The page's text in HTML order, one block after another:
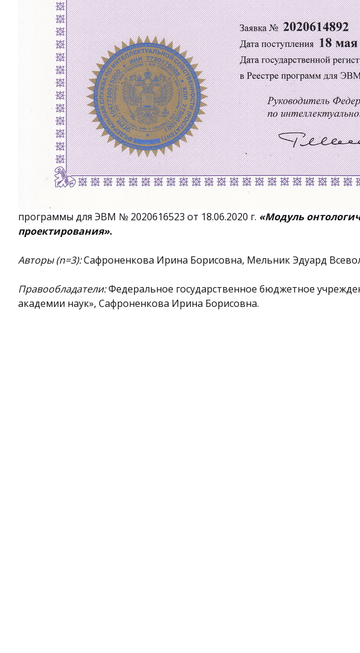
программы для ЭВМ № 2020616523 от 18.06.2020 г. «Модуль
проектирования».
Авторы (n=3):Сафроненкова Ирина Борисовна, Мельник Эдуард
Правообладатели:Федеральное государственное бюджетное
академии наук», Сафроненкова Ирина Борисовна.